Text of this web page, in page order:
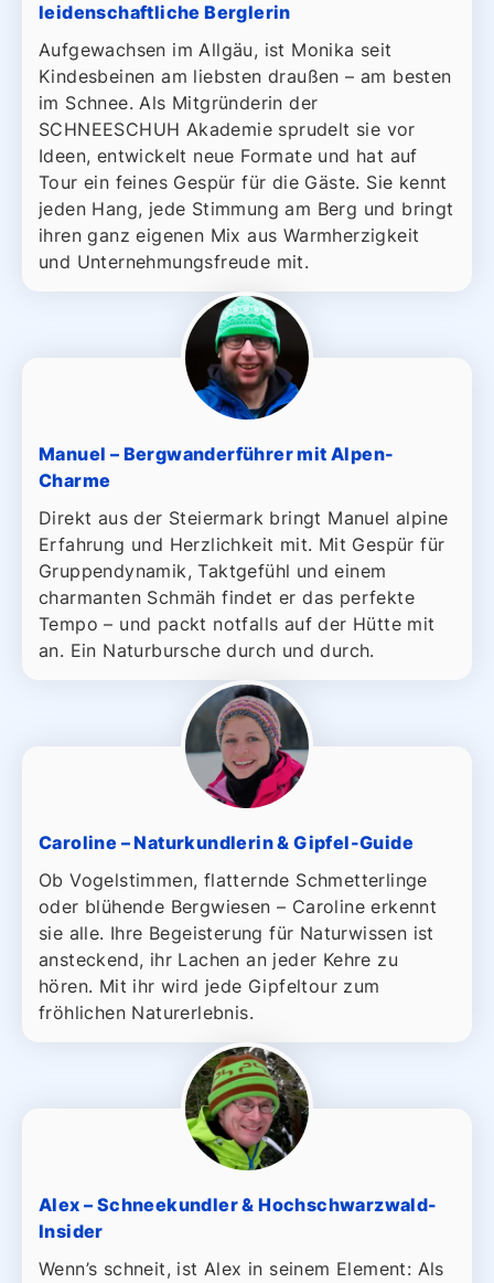
leidenschaftliche Berglerin
Aufgewachsen im Allgäu, ist Monika seit
Kindesbeinen am liebsten draußen – am besten
im Schnee. Als Mitgründerin der
SCHNEESCHUH Akademie sprudelt sie vor
Ideen, entwickelt neue Formate und hat auf
Tour ein feines Gespür für die Gäste. Sie kennt
jeden Hang, jede Stimmung am Berg und bringt
ihren ganz eigenen Mix aus Warmherzigkeit
und Unternehmungsfreude mit.
Manuel – Bergwanderführer mit Alpen-
Charme
Direkt aus der Steiermark bringt Manuel alpine
Erfahrung und Herzlichkeit mit. Mit Gespür für
Gruppendynamik, Taktgefühl und einem
charmanten Schmäh findet er das perfekte
Tempo – und packt notfalls auf der Hütte mit
an. Ein Naturbursche durch und durch.
Caroline – Naturkundlerin & Gipfel-Guide
Ob Vogelstimmen, flatternde Schmetterlinge
oder blühende Bergwiesen – Caroline erkennt
sie alle. Ihre Begeisterung für Naturwissen ist
ansteckend, ihr Lachen an jeder Kehre zu
hören. Mit ihr wird jede Gipfeltour zum
fröhlichen Naturerlebnis.
Alex – Schneekundler & Hochschwarzwald-
Insider
Wenn’s schneit, ist Alex in seinem Element: Als